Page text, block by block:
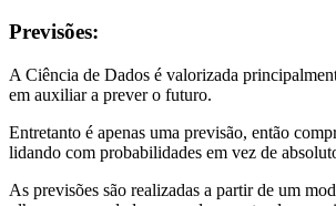
Previsões:
A Ciência de Dados é valorizada
em auxiliar a prever o futuro.
Entretanto é apenas uma previsão, então
lidando com probabilidades em vez de
As previsões são realizadas a partir de um